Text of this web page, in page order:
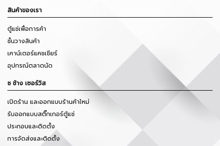
สินค้าของเรา
ตู้แช่เพื่อการค้า
ชั้นวางสินค้า
เคาน์เตอร์แคชเชียร์
อุปกรณ์ตลาดนัด
ช ช้าง เซอร์วิส
เปิดร้าน และออกแบบร้านค้าใหม่
รับออกแบบสติ๊กเกอร์ตู้แช่
ประกอบและติดตั้ง
การจัดส่งและติดตั้ง